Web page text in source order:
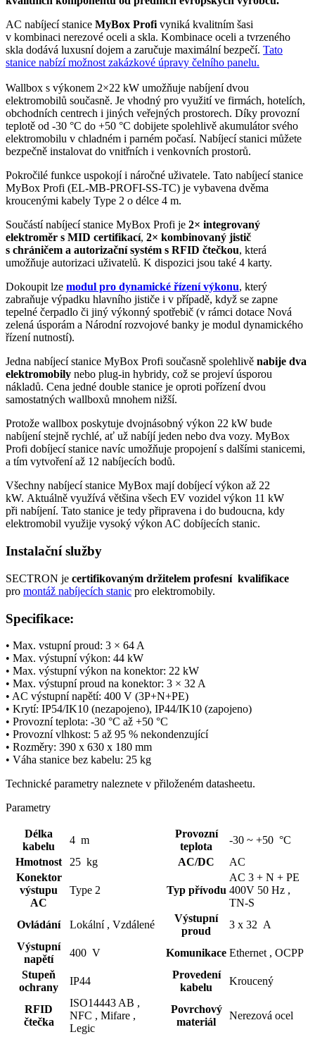
AC nabíjecí stanice MyBox Profivyniká kvalitním šasi
v kombinaci nerezové oceli a skla. Kombinace oceli a tvrzeného
skla dodává luxusní dojem a zaručuje maximální bezpečí. Tato
stanice nabízí možnost zakázkové úpravy čelního panelu.
Wallbox s výkonem 2×22 kW umožňuje nabíjení dvou
elektromobilů současně. Je vhodný pro využití ve firmách, hotelích,
obchodních centrech i jiných veřejných prostorech. Díky provozní
teplotě od -30 °C do +50 °C dobijete spolehlivě akumulátor svého
elektromobilu v chladném i parném počasí. Nabíjecí stanici můžete
bezpečně instalovat do vnitřních i venkovních prostorů.
Pokročilé funkce uspokojí i náročné uživatele. Tato nabíjecí stanice
MyBox Profi (EL-MB-PROFI-SS-TC) je vybavena dvěma
kroucenými kabely Type 2 o délce 4 m.
Součástí nabíjecí stanice MyBox Profi je 2× integrovaný
elektroměr s MID certifikací, 2× kombinovaný jistič
s chráničem a autorizační systém s RFID čtečkou, která
umožňuje autorizaci uživatelů. K dispozici jsou také 4 karty.
Dokoupit lze modul pro dynamické řízení výkonu, který
zabraňuje výpadku hlavního jističe i v případě, když se zapne
tepelné čerpadlo či jiný výkonný spotřebič (v rámci dotace Nová
zelená úsporám a Národní rozvojové banky je modul dynamického
řízení nutností).
Jedna nabíjecí stanice MyBox Profi současně spolehlivě nabije dva
elektromobily nebo plug-in hybridy, což se projeví úsporou
nákladů. Cena jedné double stanice je oproti pořízení dvou
samostatných wallboxů mnohem nižší.
Protože wallbox poskytuje dvojnásobný výkon 22 kW bude
nabíjení stejně rychlé, ať už nabíjí jeden nebo dva vozy. MyBox
Profi dobíjecí stanice navíc umožňuje propojení s dalšími stanicemi,
a tím vytvoření až 12 nabíjecích bodů.
Všechny nabíjecí stanice MyBox mají dobíjecí výkon až 22
kW. Aktuálně využívá většina všech EV vozidel výkon 11 kW
při nabíjení. Tato stanice je tedy připravena i do budoucna, kdy
elektromobil využije vysoký výkon AC dobíjecích stanic.
Instalační služby
SECTRON je certifikovaným držitelem profesní kvalifikace
pro montáž nabíjecích stanic pro elektromobily.
Specifikace:
• Max. vstupní proud: 3 × 64 A
• Max. výstupní výkon: 44 kW
• Max. výstupní výkon na konektor: 22 kW
• Max. výstupní proud na konektor: 3 × 32 A
• AC výstupní napětí: 400 V (3P+N+PE)
• Krytí: IP54/IK10 (nezapojeno), IP44/IK10 (zapojeno)
• Provozní teplota: -30 °C až +50 °C
• Provozní vlhkost: 5 až 95 % nekondenzující
• Rozměry: 390 x 630 x 180 mm
• Váha stanice bez kabelu: 25 kg
Technické parametry naleznete v přiloženém datasheetu.
Parametry
Délka
kabelu
4 m
Provozní
teplota
-30 ~ +50 °C
Hmotnost
25 kg AC/DC
AC
Konektor
výstupu
AC
Type 2 Typ přívodu
AC 3 + N + PE
400V 50 Hz ,
TN-S
Ovládání
Lokální , Vzdálené
Výstupní
proud
3 x 32 A
Výstupní
napětí
400 V Komunikace Ethernet , OCPP
Stupeň
ochrany
IP44
Provedení
kabelu
Kroucený
RFID
čtečka
ISO14443 AB ,
NFC , Mifare ,
Legic
Povrchový
materiál
Nerezová ocel